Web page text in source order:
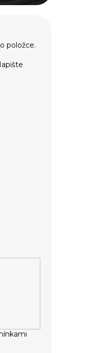
položce.